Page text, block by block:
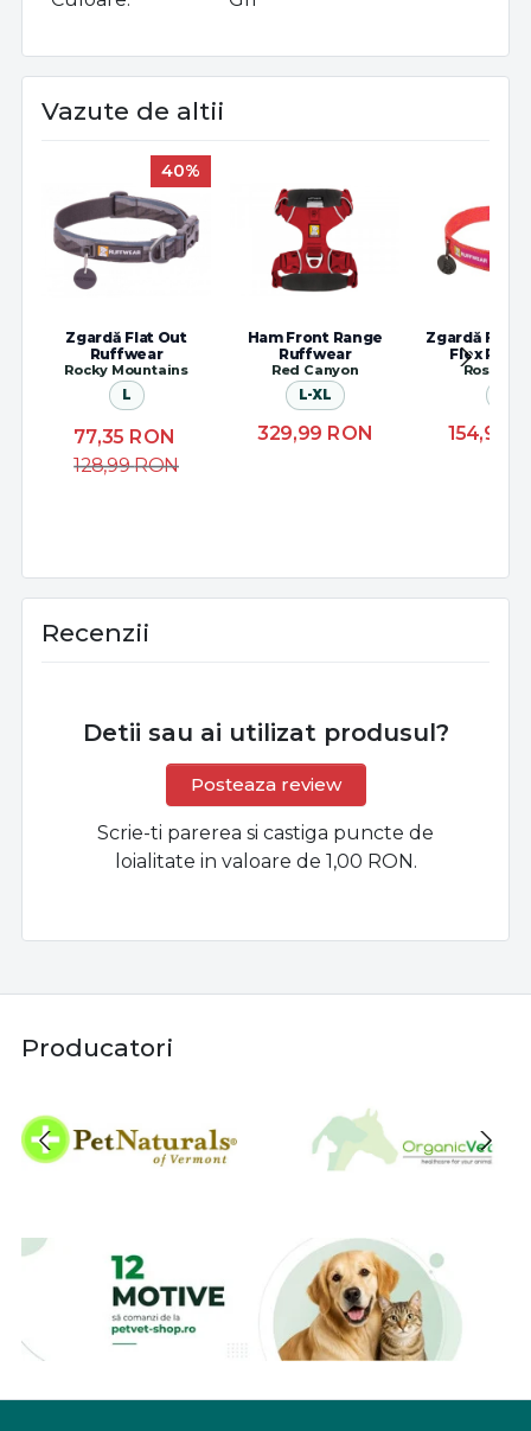
Vazute de altii
40%
Zgardă Flat Out
Ruffwear
Rocky Mountains
L
77,35 RON
128,99RON
Ham Front Range
Ruffwear
Red Canyon
L-XL
329,99 RON
Zgardă Front
Flex
Rose
154,99
Recenzii
Detii sau ai utilizat produsul?
Posteaza review
Scrie-ti parerea si castiga puncte de
loialitate in valoare de 1,00 RON.
Producatori